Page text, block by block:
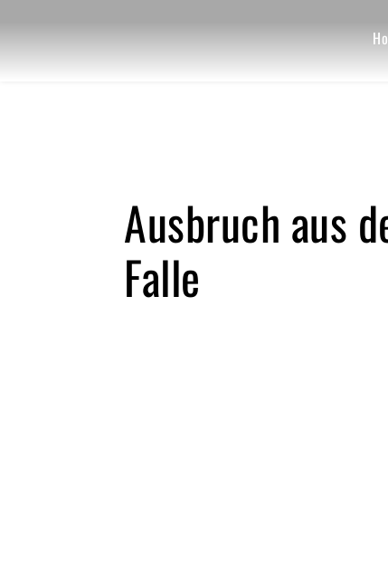
Ausbruch aus
Falle